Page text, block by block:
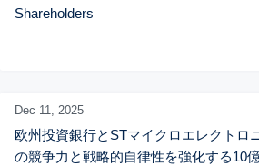
Shareholders
Dec 11, 2025
欧州投資銀行とSTマイクロエレクトロ
の競争力と戦略的自律性を強化する10